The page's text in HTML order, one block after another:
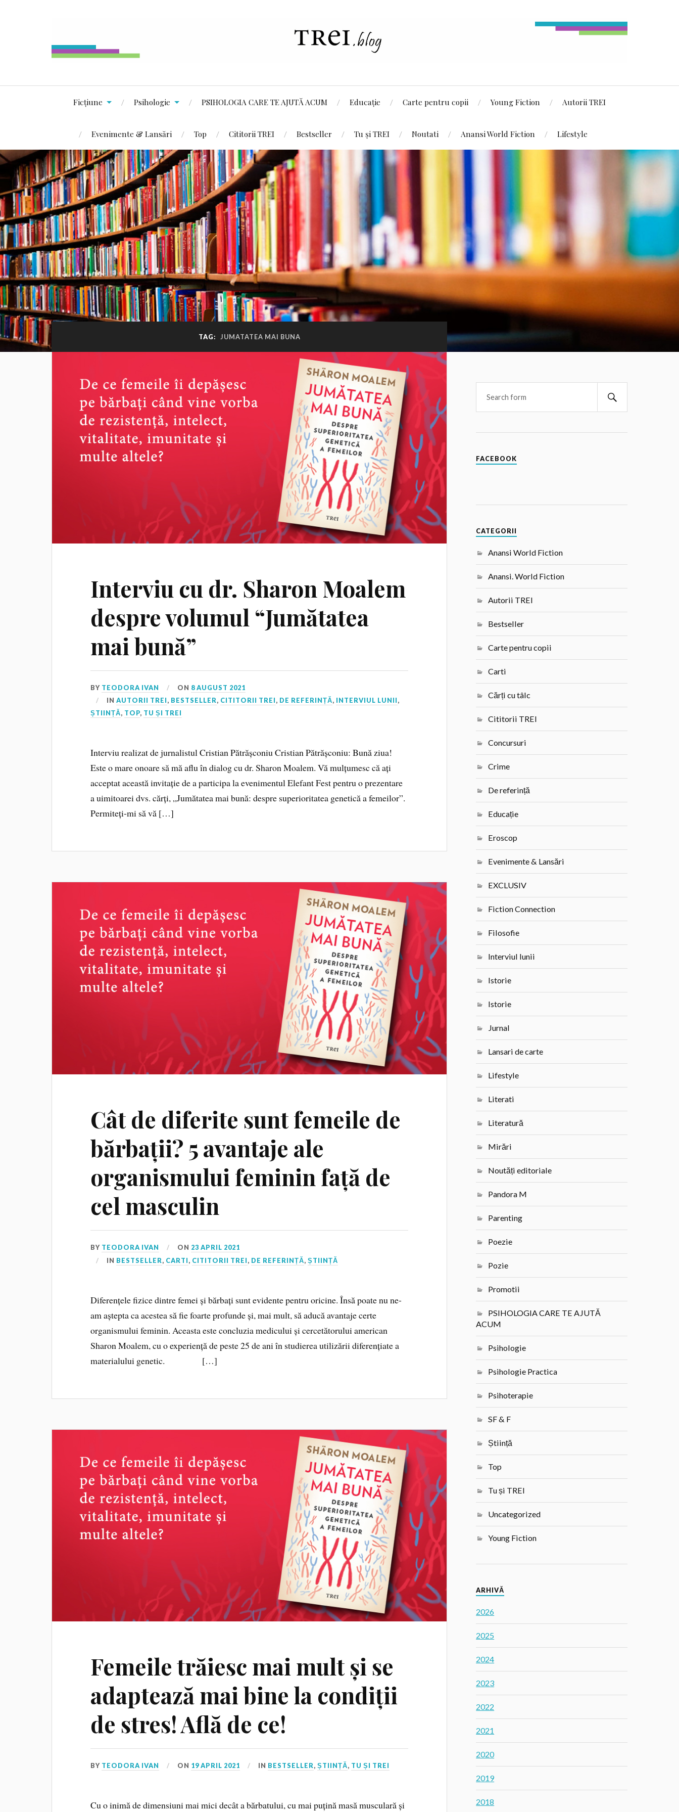
Ficțiune Psihologie PSIHOLOGIA CARE TE AJUTĂ ACUM Educație Carte pentru copii Young Fiction Autorii TREI
Evenimente & Lansări Top Cititorii TREI Bestseller Tu și TREI Noutati Anansi World Fiction Lifestyle
TAG: JUMATATEA MAI BUNA
Interviu cu dr. Sharon Moalem
despre volumul “Jumătatea
mai bună”
BY TEODORA IVAN ON 8 AUGUST 2021
INAUTORII TREI, BESTSELLER, CITITORII TREI, DE REFERINȚĂ, INTERVIUL LUNII,
ȘTIINȚĂ, TOP, TU ȘI TREI
Interviu realizat de jurnalistul Cristian Pătrășconiu Cristian Pătrășconiu: Bună ziua!
Este o mare onoare să mă aflu în dialog cu dr. Sharon Moalem. Vă mulțumesc că ați
acceptat această invitație de a participa la evenimentul Elefant Fest pentru o prezentare
a uimitoarei dvs. cărți, „Jumătatea mai bună: despre superioritatea genetică a femeilor”.
Permiteți-mi să vă […]
Cât de diferite sunt femeile de
bărbații? 5 avantaje ale
organismului feminin față de
cel masculin
BY TEODORA IVAN ON 23 APRIL 2021
IN BESTSELLER, CARTI, CITITORII TREI, DE REFERINȚĂ,ȘTIINȚĂ
Diferențele fizice dintre femei și bărbați sunt evidente pentru oricine. Însă poate nu ne-
am aștepta ca acestea să fie foarte profunde și, mai mult, să aducă avantaje certe
organismului feminin. Aceasta este concluzia medicului și cercetătorului american
Sharon Moalem, cu o experiență de peste 25 de ani în studierea utilizării diferențiate a
materialului genetic. […]
Femeile trăiesc mai mult și se
adaptează mai bine la condiții
de stres! Află de ce!
BY TEODORA IVAN ON 19 APRIL 2021 IN BESTSELLER,ȘTIINȚĂ, TU ȘI TREI
Cu o inimă de dimensiuni mai mici decât a bărbatului, cu mai puțină masă musculară și
FACEBOOK
CATEGORII
Anansi World Fiction
Anansi. World Fiction
Autorii TREI
Bestseller
Carte pentru copii
Carti
Cărți cu tâlc
Cititorii TREI
Concursuri
Crime
De referință
Educație
Eroscop
Evenimente & Lansări
EXCLUSIV
Fiction Connection
Filosofie
Interviul lunii
Istorie
Istorie
Jurnal
Lansari de carte
Lifestyle
Literati
Literatură
Mirări
Noutăți editoriale
Pandora M
Parenting
Poezie
Pozie
Promotii
PSIHOLOGIA CARE TE AJUTĂ
ACUM
Psihologie
Psihologie Practica
Psihoterapie
SF & F
Știință
Top
Tu și TREI
Uncategorized
Young Fiction
ARHIVĂ
2026
2025
2024
2023
2022
2021
2020
2019
2018